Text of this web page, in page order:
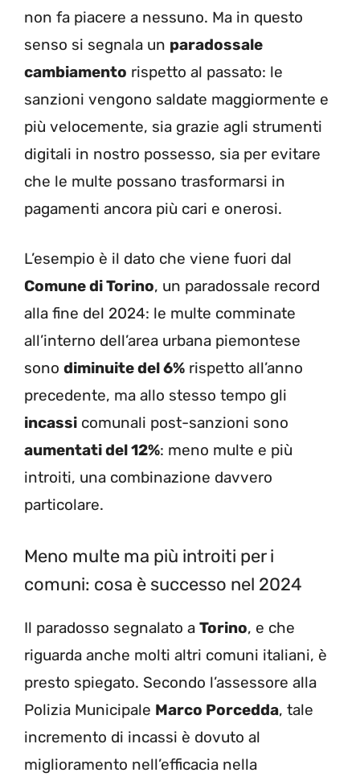
non fa piacere a nessuno. Ma in questo
senso si segnala un paradossale
cambiamento rispetto al passato: le
sanzioni vengono saldate maggiormente e
più velocemente, sia grazie agli strumenti
digitali in nostro possesso, sia per evitare
che le multe possano trasformarsi in
pagamenti ancora più cari e onerosi.
L’esempio è il dato che viene fuori dal
Comune di Torino, un paradossale record
alla fine del 2024: le multe comminate
all’interno dell’area urbana piemontese
sono diminuite del 6% rispetto all’anno
precedente, ma allo stesso tempo gli
incassi comunali post-sanzioni sono
aumentati del 12%: meno multe e più
introiti, una combinazione davvero
particolare.
Meno multe ma più introiti per i
comuni: cosa è successo nel 2024
Il paradosso segnalato a Torino, e che
riguarda anche molti altri comuni italiani, è
presto spiegato. Secondo l’assessore alla
Polizia Municipale Marco Porcedda, tale
incremento di incassi è dovuto al
miglioramento nell’efficacia nella